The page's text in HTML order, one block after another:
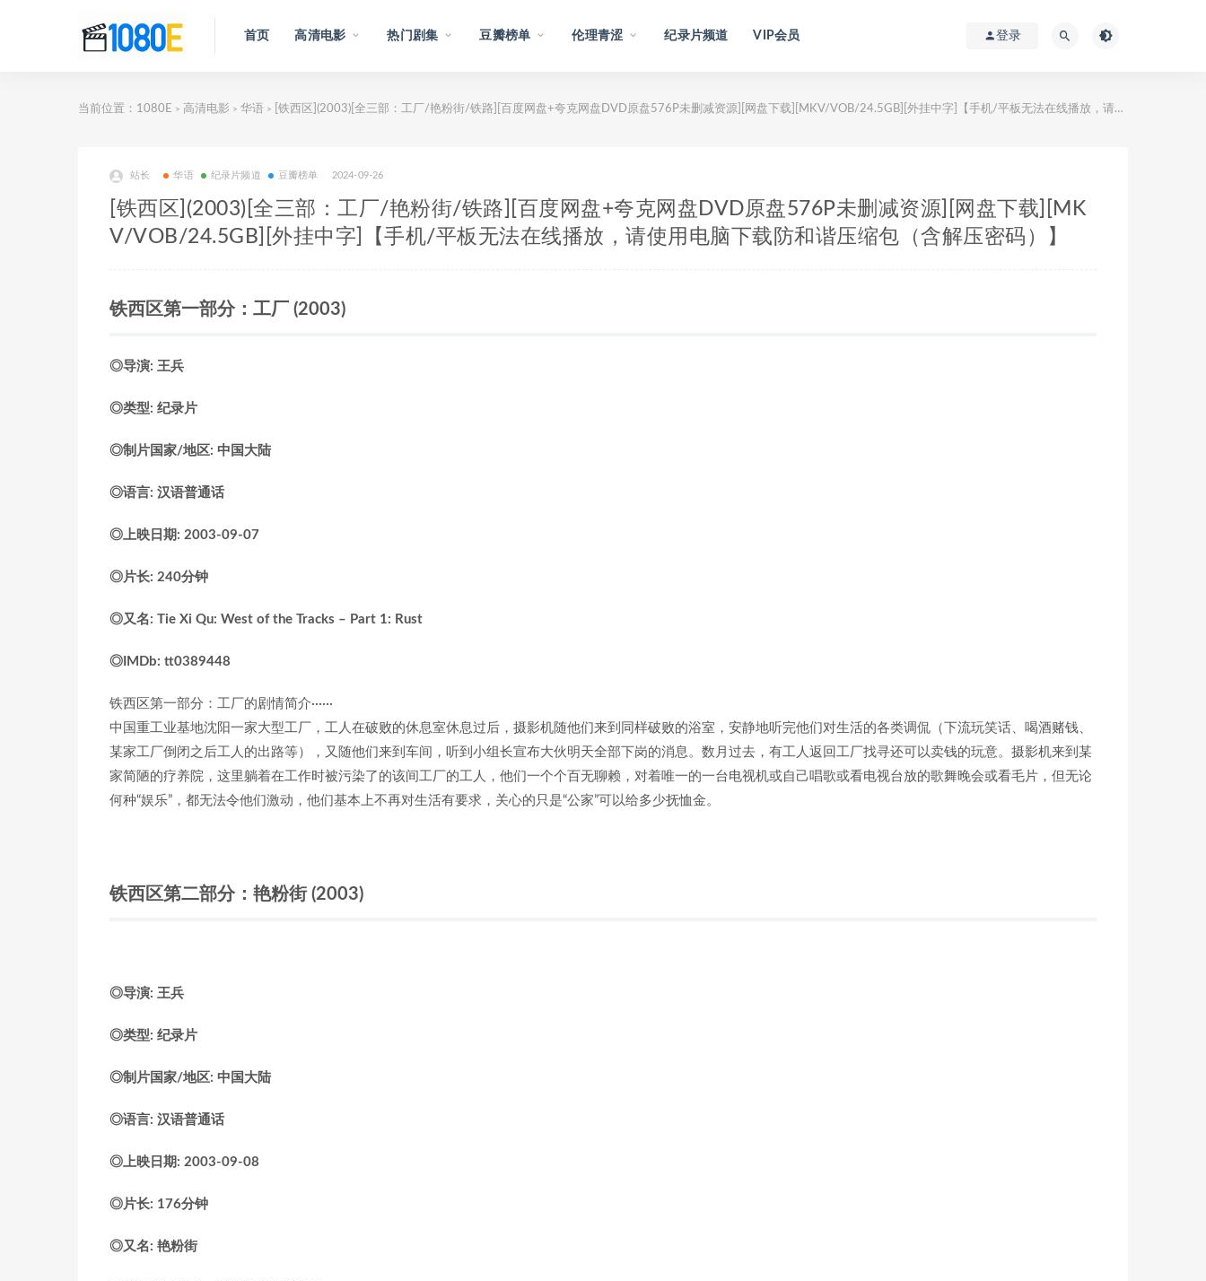
首页 高清电影 热门剧集 豆瓣榜单 伦理青涩 纪录片频道 VIP会员 登录
当前位置： 1080E > 高清电影 > 华语 > [铁西区](2003)[全三部：工厂/艳粉街/铁路][百度网盘+夸克网盘DVD原盘576P未删减资源][网盘下载][MKV/VOB/24.5GB][外挂中字]【手机/平板无法在线播放，请使用电脑下载防和谐压缩包（含解压密码）】
站长 华语 纪录片频道 豆瓣榜单 2024-09-26
[铁西区](2003)[全三部：工厂/艳粉街/铁路][百度网盘+夸克网盘DVD原盘576P未删减资源][网盘下载][MK
V/VOB/24.5GB][外挂中字]【手机/平板无法在线播放，请使用电脑下载防和谐压缩包（含解压密码）】
铁西区第一部分：工厂 (2003)
◎导演: 王兵
◎类型: 纪录片
◎制片国家/地区: 中国大陆
◎语言: 汉语普通话
◎上映日期: 2003-09-07
◎片长: 240分钟
◎又名: Tie Xi Qu: West of the Tracks – Part 1: Rust
◎IMDb: tt0389448
铁西区第一部分：工厂的剧情简介······
中国重工业基地沈阳一家大型工厂，工人在破败的休息室休息过后，摄影机随他们来到同样破败的浴室，安静地听完他们对生活的各类调侃（下流玩笑话、喝酒赌钱、
某家工厂倒闭之后工人的出路等），又随他们来到车间，听到小组长宣布大伙明天全部下岗的消息。数月过去，有工人返回工厂找寻还可以卖钱的玩意。摄影机来到某
家简陋的疗养院，这里躺着在工作时被污染了的该间工厂的工人，他们一个个百无聊赖，对着唯一的一台电视机或自己唱歌或看电视台放的歌舞晚会或看毛片，但无论
何种“娱乐”，都无法令他们激动，他们基本上不再对生活有要求，关心的只是“公家”可以给多少抚恤金。
铁西区第二部分：艳粉街 (2003)
◎导演: 王兵
◎类型: 纪录片
◎制片国家/地区: 中国大陆
◎语言: 汉语普通话
◎上映日期: 2003-09-08
◎片长: 176分钟
◎又名: 艳粉街